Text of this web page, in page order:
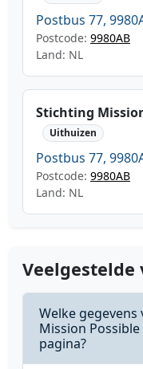
Postbus 77,
Postcode: 9980AB
Land: NL
Stichting
Uithuizen
Postbus 77,
Postcode: 9980AB
Land: NL
Veelgestelde
Welke
Mission
pagina?